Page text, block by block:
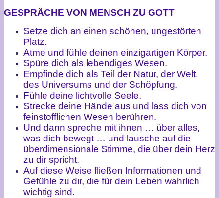
GESPRÄCHE VON MENSCH ZU GOTT
Setze dich an einen schönen, ungestörten
Platz.
Atme und fühle deinen einzigartigen Körper.
Spüre dich als lebendiges Wesen.
Empfinde dich als Teil der Natur, der Welt,
des Universums und der Schöpfung.
Fühle deine lichtvolle Seele.
Strecke deine Hände aus und lass dich von
feinstofflichen Wesen berühren.
Und dann spreche mit ihnen … über alles,
was dich bewegt … und lausche auf die
überdimensionale Stimme, die über dein Herz
zu dir spricht.
Auf diese Weise fließen Informationen und
Gefühle zu dir, die für dein Leben wahrlich
wichtig sind.